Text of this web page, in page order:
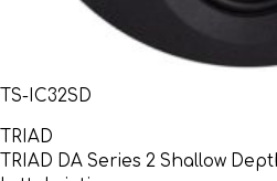
TS-IC32SD
TRIAD
TRIAD DA Series 2 Shallow